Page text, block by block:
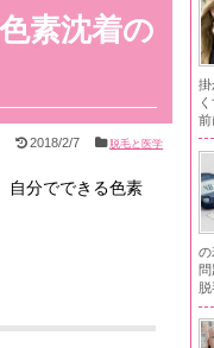
素沈着の
2018/2/7 脱毛と医学
自分でできる色素
掛
前
の
脱